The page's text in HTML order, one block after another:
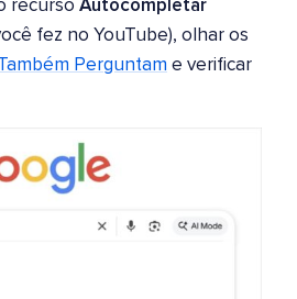
recurso Autocompletar
fez no YouTube), olhar os
Perguntam e verificar